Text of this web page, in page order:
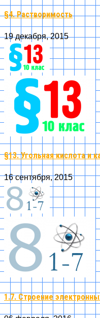
§4. Растворимость
19 декабря, 2015
§13. Угольная кислота и
16 сентября, 2015
1.7. Строение